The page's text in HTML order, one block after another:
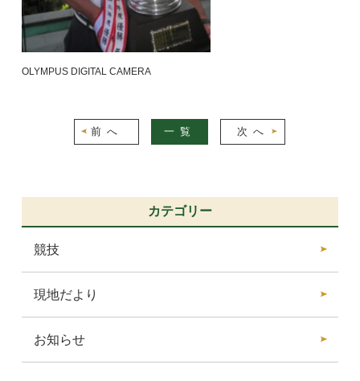
OLYMPUS DIGITAL CAMERA
前へ 一覧 次へ
カテゴリー
競技
現地だより
お知らせ